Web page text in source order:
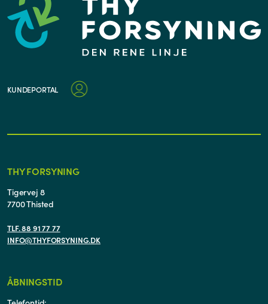
KUNDEPORTAL
THY FORSYNING
Tigervej 8
7700 Thisted
TLF. 88 91 77 77
INFO@THYFORSYNING.DK
ÅBNINGSTID